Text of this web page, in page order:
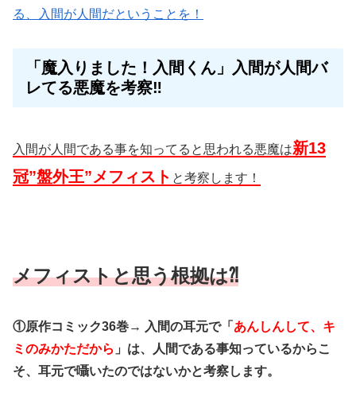
る、入間が人間だということを！
「魔入りました！入間くん」入間が人間バ
レてる悪魔を考察‼
入間が人間である事を知ってると思われる悪魔は新13
冠”盤外王”メフィスト と考察します！
メフィストと思う根拠は⁈
①原作コミック36巻→ 入間の耳元で「 あんしんして、キ
ミのみかただから 」は、人間である事知っているからこ
そ、耳元で囁いたのではないかと考察します。